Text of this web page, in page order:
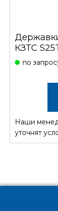
КЗТС
по
Наши
уточнят